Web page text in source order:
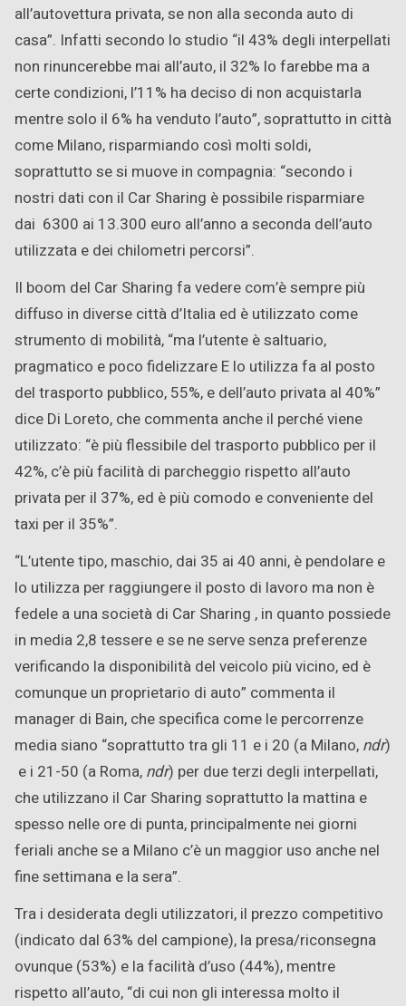
all’autovettura privata, se non alla seconda auto di
casa”. Infatti secondo lo studio “il 43% degli interpellati
non rinuncerebbe mai all’auto, il 32% lo farebbe ma a
certe condizioni, l’11% ha deciso di non acquistarla
mentre solo il 6% ha venduto l’auto”, soprattutto in città
come Milano, risparmiando così molti soldi,
soprattutto se si muove in compagnia: “secondo i
nostri dati con il Car Sharing è possibile risparmiare
dai 6300 ai 13.300 euro all’anno a seconda dell’auto
utilizzata e dei chilometri percorsi”.
Il boom del Car Sharing fa vedere com’è sempre più
diffuso in diverse città d’Italia ed è utilizzato come
strumento di mobilità, “ma l’utente è saltuario,
pragmatico e poco fidelizzare E lo utilizza fa al posto
del trasporto pubblico, 55%, e dell’auto privata al 40%”
dice Di Loreto, che commenta anche il perché viene
utilizzato: “è più flessibile del trasporto pubblico per il
42%, c’è più facilità di parcheggio rispetto all’auto
privata per il 37%, ed è più comodo e conveniente del
taxi per il 35%”.
“L’utente tipo, maschio, dai 35 ai 40 anni, è pendolare e
lo utilizza per raggiungere il posto di lavoro ma non è
fedele a una società di Car Sharing , in quanto possiede
in media 2,8 tessere e se ne serve senza preferenze
verificando la disponibilità del veicolo più vicino, ed è
comunque un proprietario di auto” commenta il
manager di Bain, che specifica come le percorrenze
media siano “soprattutto tra gli 11 e i 20 (a Milano, ndr)
e i 21-50 (a Roma, ndr) per due terzi degli interpellati,
che utilizzano il Car Sharing soprattutto la mattina e
spesso nelle ore di punta, principalmente nei giorni
feriali anche se a Milano c’è un maggior uso anche nel
fine settimana e la sera”.
Tra i desiderata degli utilizzatori, il prezzo competitivo
(indicato dal 63% del campione), la presa/riconsegna
ovunque (53%) e la facilità d’uso (44%), mentre
rispetto all’auto, “di cui non gli interessa molto il